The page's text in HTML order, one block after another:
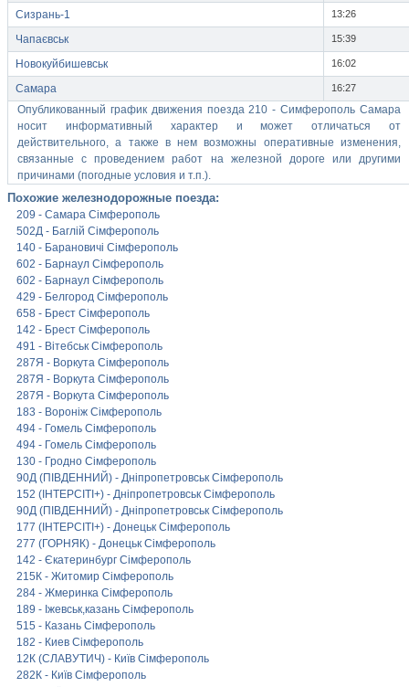
Сизрань-1 13:26
Чапаєвськ 15:39
Новокуйбишевськ 16:02
Самара 16:27
Опубликованный график движения поезда 210 - Симферополь Самара
носит информативный характер и может отличаться от
действительного, а также в нем возможны оперативные изменения,
связанные с проведением работ на железной дороге или другими
причинами (погодные условия и т.п.).
Похожие железнодорожные поезда:
209 - Самара Сімферополь
502Д - Баглій Сімферополь
140 - Барановичі Сімферополь
602 - Барнаул Сімферополь
602 - Барнаул Сімферополь
429 - Белгород Сімферополь
658 - Брест Сімферополь
142 - Брест Сімферополь
491 - Вітебськ Сімферополь
287Я - Воркута Сімферополь
287Я - Воркута Сімферополь
287Я - Воркута Сімферополь
183 - Вороніж Сімферополь
494 - Гомель Сімферополь
494 - Гомель Сімферополь
130 - Гродно Сімферополь
90Д (ПІВДЕННИЙ) - Дніпропетровськ Сімферополь
152 (ІНТЕРСІТІ+) - Дніпропетровськ Сімферополь
90Д (ПІВДЕННИЙ) - Дніпропетровськ Сімферополь
177 (ІНТЕРСІТІ+) - Донецьк Сімферополь
277 (ГОРНЯК) - Донецьк Сімферополь
142 - Єкатеринбург Сімферополь
215К - Житомир Сімферополь
284 - Жмеринка Сімферополь
189 - Іжевськ,казань Сімферополь
515 - Казань Сімферополь
182 - Киев Сімферополь
12К (СЛАВУТИЧ) - Київ Сімферополь
282К - Київ Сімферополь